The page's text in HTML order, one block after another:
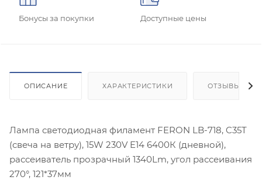
Бонусы за покупки Доступные цены
ОПИСАНИЕ ХАРАКТЕРИСТИКИ ОТЗЫВЫ
Лампа светодиодная филамент FERON LB-718, C35T
(свеча на ветру), 15W 230V E14 6400К (дневной),
рассеиватель прозрачный 1340Lm, угол рассеивания
270°, 121*37мм